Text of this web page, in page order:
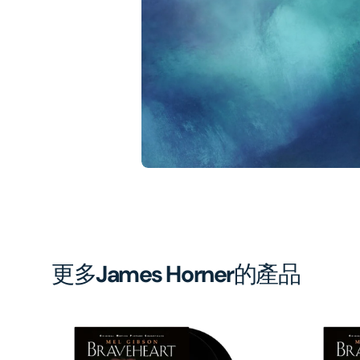
view
更多James Horner的產品